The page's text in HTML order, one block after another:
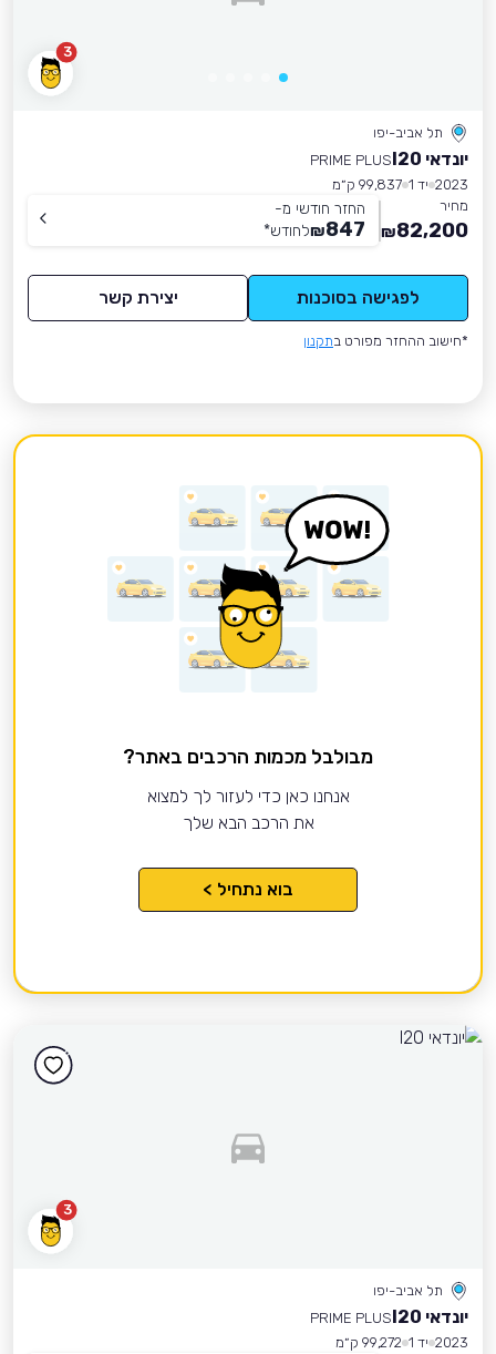
3
תל אביב-יפו
יונדאי I20
PRIME PLUS
2023 יד 1
99,837 ק״מ
מחיר
82,200
₪
החזר חודשי מ-
847
₪לחודש*
לפגישה בסוכנות יצירת קשר
*חישוב ההחזר מפורט בתקנון
מבולבל מכמות הרכבים באתר?
אנחנו כאן כדי לעזור לך למצוא
את הרכב הבא שלך
בוא נתחיל >
3
תל אביב-יפו
יונדאי I20
PRIME PLUS
2023 יד 1
99,272 ק״מ